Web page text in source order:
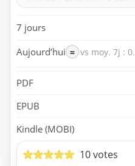
7 jours
Aujourd’hui = vs moy. 7j :
PDF
EPUB
Kindle (MOBI)
10 votes